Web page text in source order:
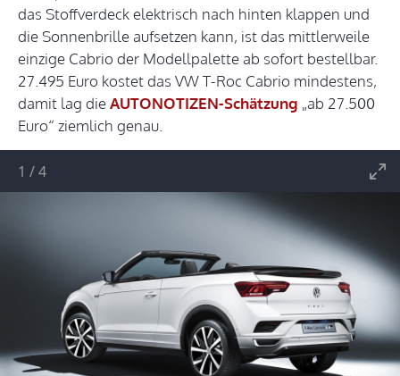
das Stoffverdeck elektrisch nach hinten klappen und
die Sonnenbrille aufsetzen kann, ist das mittlerweile
einzige Cabrio der Modellpalette ab sofort bestellbar.
27.495 Euro kostet das VW T-Roc Cabrio mindestens,
damit lag dieAUTONOTIZEN-Schätzung „ab 27.500
Euro“ ziemlich genau.
1 /4